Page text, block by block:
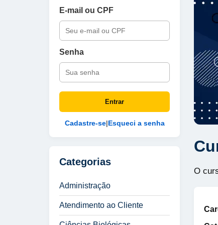
E-mail ou CPF
Senha
Entrar
Cadastre-se|Esqueci a senha
Categorias
Administração
Atendimento ao Cliente
O